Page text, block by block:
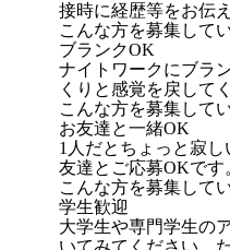
接時に経歴等をお伝
こんな方を募集して
ブランクOK
ナイトワークにブラ
くりと感覚を戻して
こんな方を募集して
お友達と一緒OK
1人だとちょっと寂
友達とご応募OKです
こんな方を募集して
学生歓迎
大学生や専門学生の
いてみてください。